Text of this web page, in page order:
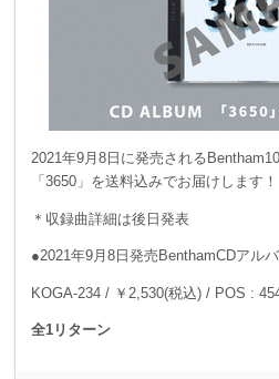
2021年9月8日に発売される
「3650」を送料込みでお届けします！
＊収録曲詳細は後日発表
●2021年9月8日発売BenthamCDアルバ
KOGA-234 / ￥2,530(税込) / POS :
全1リターン